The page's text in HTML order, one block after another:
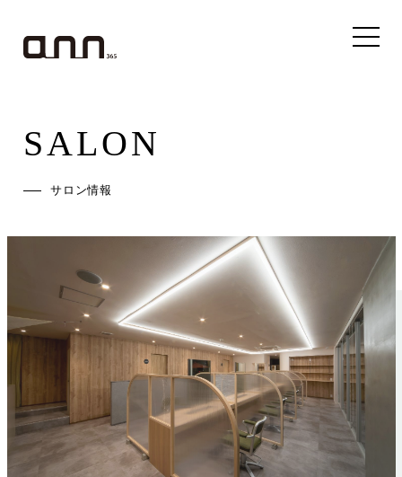
SALON
サロン情報